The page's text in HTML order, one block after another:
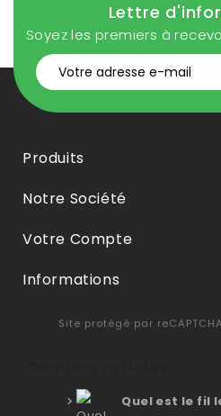
Lettre
Soyez les premiers à
Produits
Notre Société
Votre Compte
Informations
Site protégé par
Quel est le fil